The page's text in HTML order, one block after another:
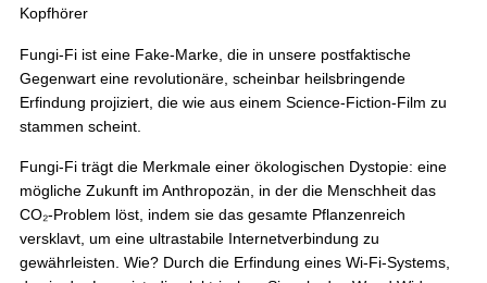
Kopfhörer
Fungi-Fi ist eine Fake-Marke, die in unsere postfaktische
Gegenwart eine revolutionäre, scheinbar heilsbringende
Erfindung projiziert, die wie aus einem Science-Fiction-Film zu
stammen scheint.
Fungi-Fi trägt die Merkmale einer ökologischen Dystopie: eine
mögliche Zukunft im Anthropozän, in der die Menschheit das
CO₂-Problem löst, indem sie das gesamte Pflanzenreich
versklavt, um eine ultrastabile Internetverbindung zu
gewährleisten. Wie? Durch die Erfindung eines Wi-Fi-Systems,